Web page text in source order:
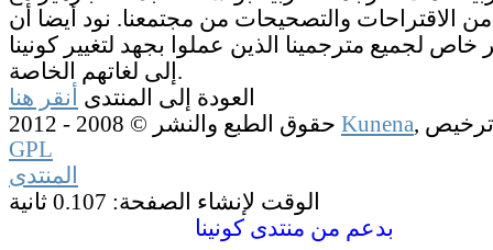
من الاقتراحات والتصحيحات من مجتمعنا. نود أيضا أن
لجميع مترجمينا الذين عملوا بجهد لتغيير كونينا
إلى لغاتهم الخاصة.
العودة إلى المنتدى
أنقر هنا
Kunena
GPL
المنتدى
الوقت لإنشاء الصفحة: 0.107 ثانية
بدعم من منتدى كونينا